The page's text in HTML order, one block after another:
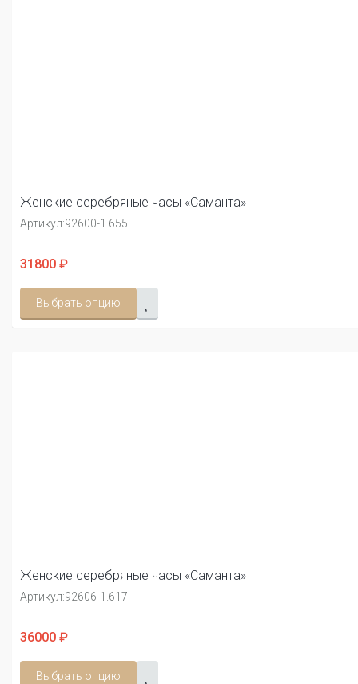
Женские серебряные часы «Саманта»
Артикул:92600-1.655
31800 ₽
Выбрать опцию
Женские серебряные часы «Саманта»
Артикул:92606-1.617
36000 ₽
Выбрать опцию